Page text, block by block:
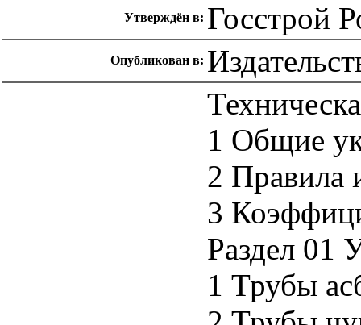
Утверждён в: Госстрой
Опубликован в:
1 Общие
2 Правила
3
Раздел 01
1 Трубы